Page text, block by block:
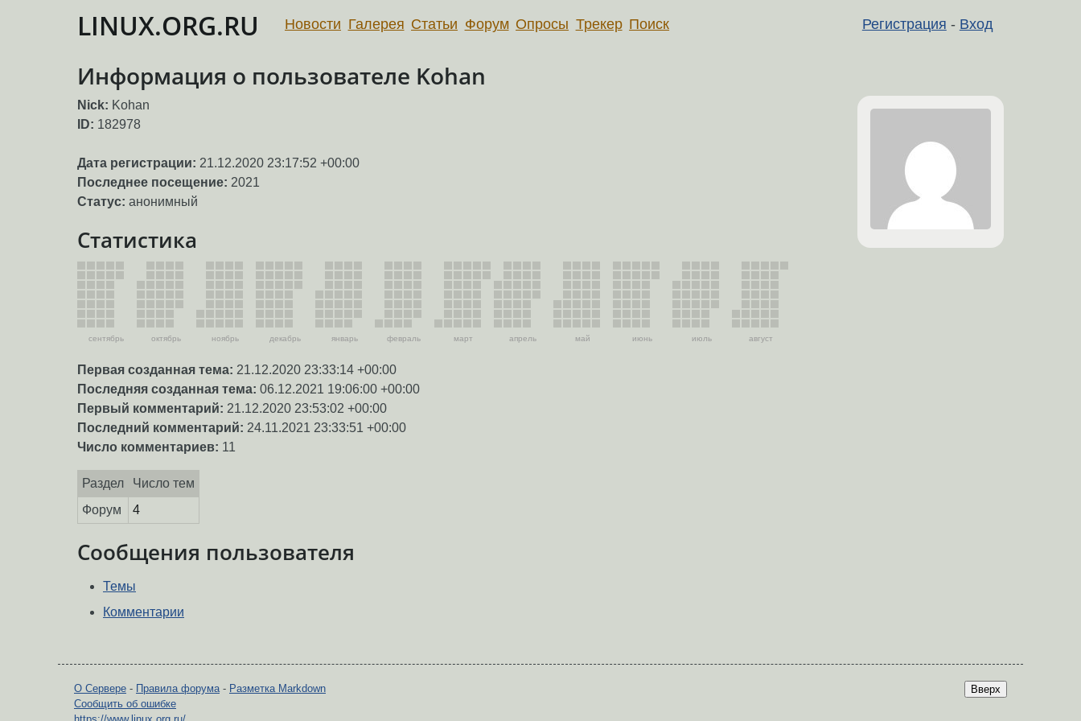
LINUX.ORG.RU Регистрация - Вход
Новости Галерея Статьи Форум Опросы Трекер Поиск
Информация о пользователе Kohan
Nick: Kohan
ID: 182978
Дата регистрации: 21.12.2020 23:17:52 +00:00
Последнее посещение: 2021
Статус: анонимный
Статистика
сентябрь октябрь ноябрь декабрь январь февраль март апрель май июнь июль август
Первая созданная тема: 21.12.2020 23:33:14 +00:00
Последняя созданная тема: 06.12.2021 19:06:00 +00:00
Первый комментарий: 21.12.2020 23:53:02 +00:00
Последний комментарий: 24.11.2021 23:33:51 +00:00
Число комментариев: 11
Раздел
Число тем
Форум
4
Сообщения пользователя
Темы
Комментарии
Вверх
О Сервере - Правила форума- Разметка Markdown
Сообщить об ошибке